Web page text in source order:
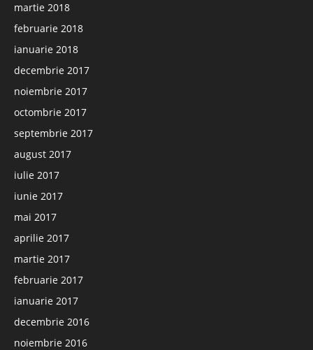
martie 2018
februarie 2018
ianuarie 2018
decembrie 2017
noiembrie 2017
octombrie 2017
septembrie 2017
august 2017
iulie 2017
iunie 2017
mai 2017
aprilie 2017
martie 2017
februarie 2017
ianuarie 2017
decembrie 2016
noiembrie 2016